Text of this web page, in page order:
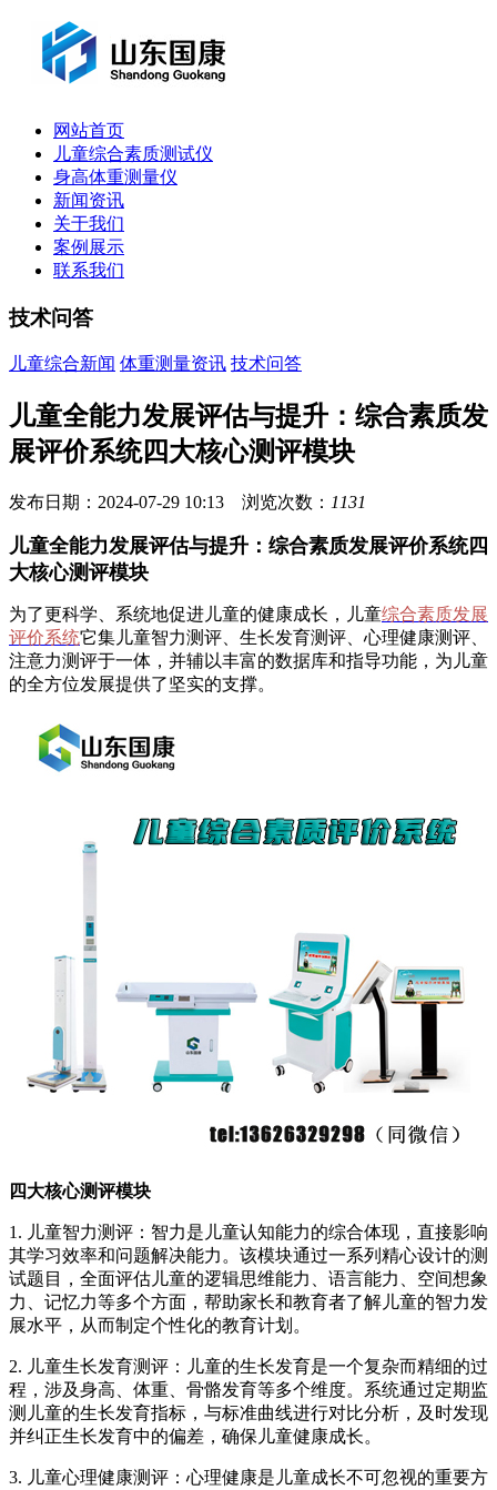
网站首页
儿童综合素质测试仪
身高体重测量仪
新闻资讯
关于我们
案例展示
联系我们
技术问答
儿童综合新闻 体重测量资讯 技术问答
儿童全能力发展评估与提升：综合素质发
展评价系统四大核心测评模块
发布日期：2024-07-29 10:13 浏览次数： 1131
儿童全能力发展评估与提升：综合素质发展评价系统四
大核心测评模块
为了更科学、系统地促进儿童的健康成长，儿童综合素质发展
评价系统它集儿童智力测评、生长发育测评、心理健康测评、
注意力测评于一体，并辅以丰富的数据库和指导功能，为儿童
的全方位发展提供了坚实的支撑。
四大核心测评模块
1. 儿童智力测评：智力是儿童认知能力的综合体现，直接影响
其学习效率和问题解决能力。该模块通过一系列精心设计的测
试题目，全面评估儿童的逻辑思维能力、语言能力、空间想象
力、记忆力等多个方面，帮助家长和教育者了解儿童的智力发
展水平，从而制定个性化的教育计划。
2. 儿童生长发育测评：儿童的生长发育是一个复杂而精细的过
程，涉及身高、体重、骨骼发育等多个维度。系统通过定期监
测儿童的生长发育指标，与标准曲线进行对比分析，及时发现
并纠正生长发育中的偏差，确保儿童健康成长。
3. 儿童心理健康测评：心理健康是儿童成长不可忽视的重要方